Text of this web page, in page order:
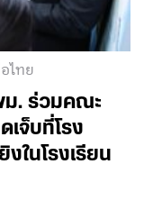
ไทย
ม. ร่วมคณะ
เจ็บที่โรง
ในโรงเรียน